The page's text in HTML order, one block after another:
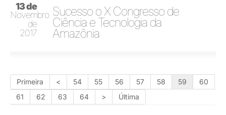
13 de
Novembro
de
2017
Sucesso o X Congresso de
Ciência e Tecnologia da
Amazônia
Primeira < 54 55 56 57 58 59
60
61
62 63 64 > Última